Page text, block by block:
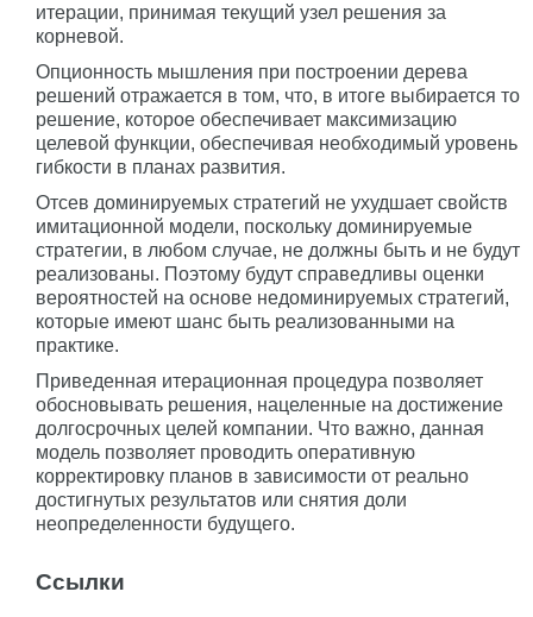
итерации, принимая текущий узел решения за
корневой.
Опционность мышления при построении дерева
решений отражается в том, что, в итоге выбирается то
решение, которое обеспечивает максимизацию
целевой функции, обеспечивая необходимый уровень
гибкости в планах развития.
Отсев доминируемых стратегий не ухудшает свойств
имитационной модели, поскольку доминируемые
стратегии, в любом случае, не должны быть и не будут
реализованы. Поэтому будут справедливы оценки
вероятностей на основе недоминируемых стратегий,
которые имеют шанс быть реализованными на
практике.
Приведенная итерационная процедура позволяет
обосновывать решения, нацеленные на достижение
долгосрочных целей компании. Что важно, данная
модель позволяет проводить оперативную
корректировку планов в зависимости от реально
достигнутых результатов или снятия доли
неопределенности будущего.
Ссылки